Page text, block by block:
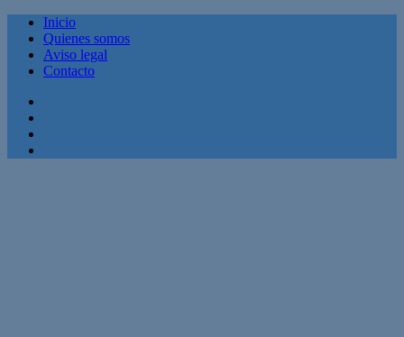
Inicio
Quienes somos
Aviso legal
Contacto